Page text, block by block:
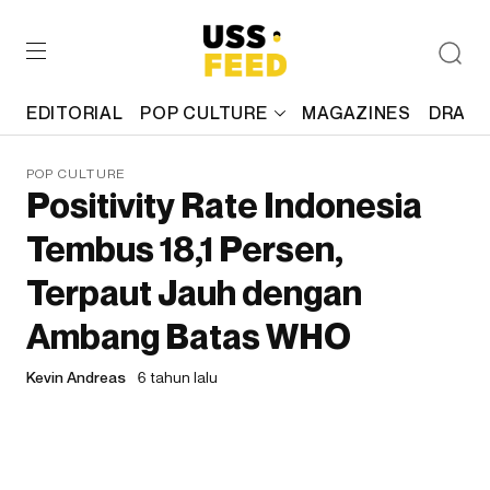
EDITORIAL POP CULTURE MAGAZINES
POP CULTURE
Positivity Rate Indonesia
Tembus 18,1 Persen,
Terpaut Jauh dengan
Ambang Batas WHO
Kevin Andreas 6 tahun lalu